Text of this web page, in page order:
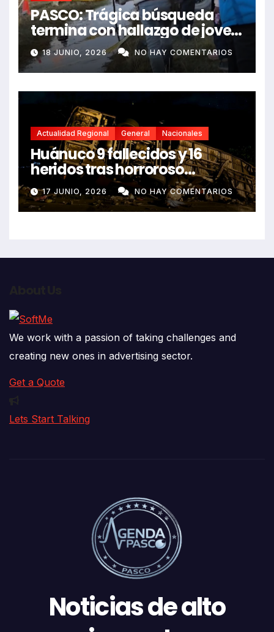
PASCO: Trágica búsqueda
termina con hallazgo de joven
sin vida en Rancas
18 JUNIO, 2026 NO HAY COMENTARIOS
Actualidad Regional General Nacionales
Huánuco 9 fallecidos y 16
heridos tras horroroso
despiste de bus Real Chancas
que impactó contra vivienda
17 JUNIO, 2026 NO HAY COMENTARIOS
We work with a passion of taking challenges and
creating new ones in advertising sector.
Get a Quote
Lets Start Talking
Noticias de alto